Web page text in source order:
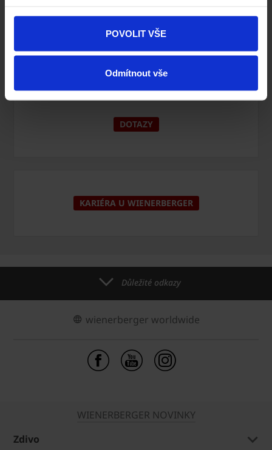
POVOLIT VŠE
Odmítnout vše
Wienerberger s.r.o.
DOTAZY
KARIÉRA U WIENERBERGER
Důležité odkazy
wienerberger worldwide
WIENERBERGER NOVINKY
Zdivo